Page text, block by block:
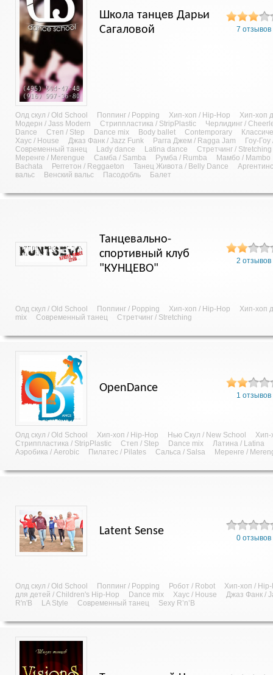
Школа танцев Дарьи
Сагаловой
7 отзывов
Олд скул / Old School Поппинг / Popping Хип-хоп / Hip-Hop
Хип-хоп
Модерн / Jass Modern
Стриппластика / StripPlastic
Черлидинг /
Dance
Степ / Step Dance mix Body ballet Contemporary
Хаус / House
Джаз Фанк / Jazz Funk Рагга Джем / Ragga Jam
Гоу-
Современный танец
Lady dance Latina dance
Стретчинг / Stretching
Меренге / Merengue
Самба / Samba Румба / Rumba
Мамбо / Mambo
Bachata
Реггетон / Reggaeton Танец Живота / Belly Dance
вальс
Венский вальс Пасодобль Балет
Танцевально-
спортивный клуб
"КУНЦЕВО"
2 отзывов
Олд скул / Old School Поппинг / Popping Хип-хоп / Hip-Hop
Хип-хоп
mix
Современный танец Стретчинг / Stretching
OpenDance
1 отзывов
Олд скул / Old School Хип-хоп / Hip-Hop Нью Скул / New School
Хип-
Стриппластика / StripPlastic
Степ / Step Dance mix
Латина / Latina
Аэробика / Aerobic
Пилатес / Pilates Сальса / Salsa Меренге /
Latent Sense
0 отзывов
Олд скул / Old School Поппинг / Popping Робот / Robot
Хип-хоп /
для детей / Children's Hip-Hop
Dance mix Хаус / House
Джаз Фанк /
R'n'B
LA Style Современный танец Sexy R’n’B